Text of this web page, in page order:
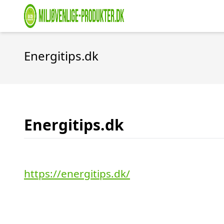
Energitips.dk
Energitips.dk
https://energitips.dk/